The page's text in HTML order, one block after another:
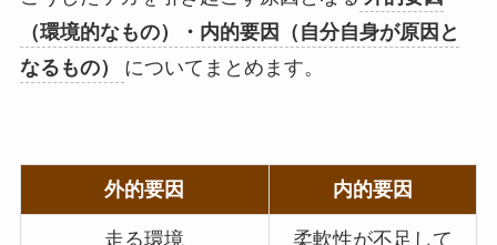
（環境的なもの）・内的要因（自分自身が原因と
なるもの）
についてまとめます。
外的要因 内的要因
走る環境
柔軟性が不足して